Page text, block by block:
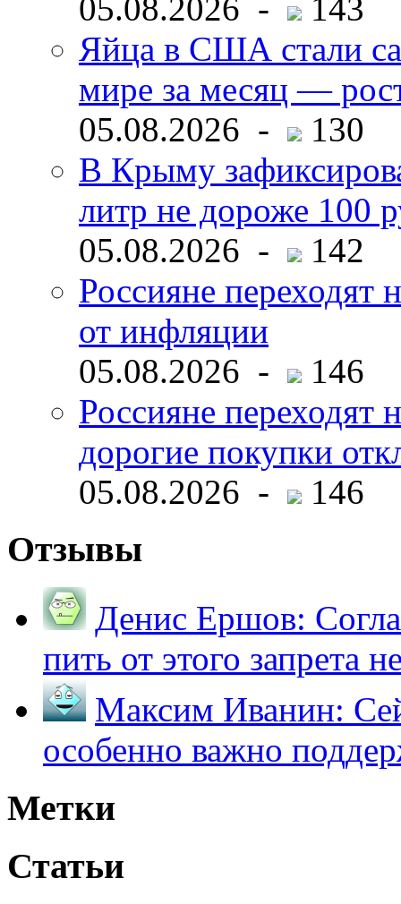
05.08.2026 -
143
Яйца в США стали
мире за месяц —
05.08.2026 -
130
В Крыму
литр не дороже 100
05.08.2026 -
142
Россияне переходят
от инфляции
05.08.2026 -
146
Россияне
дорогие покупки
05.08.2026 -
146
Отзывы
Денис Ершов:
пить от этого запрета
Максим Иванин:
особенно важно
Метки
Статьи